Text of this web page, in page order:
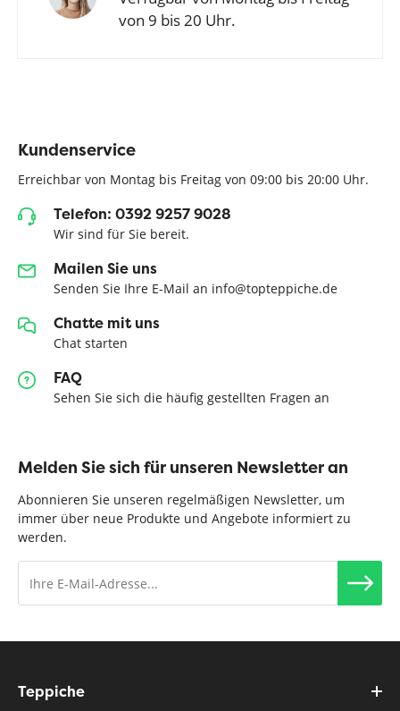
von 9 bis 20 Uhr.
Kundenservice
Erreichbar von Montag bis Freitag von 09:00 bis 20:00 Uhr.
Telefon: 0392 9257 9028
Wir sind für Sie bereit.
Mailen Sie uns
Senden Sie Ihre E-Mail an info@topteppiche.de
Chatte mit uns
Chat starten
FAQ
Sehen Sie sich die häufig gestellten Fragen an
Melden Sie sich für unseren Newsletter an
Abonnieren Sie unseren regelmäßigen Newsletter, um
immer über neue Produkte und Angebote informiert zu
werden.
Teppiche